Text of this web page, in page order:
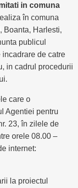
in comuna
în comuna
Boanta, Harlesti,
publicul
de catre
in cadrul procedurii
care o
Agentiei pentru
23, în zilele de
orele 08.00 –
internet:
la proiectul